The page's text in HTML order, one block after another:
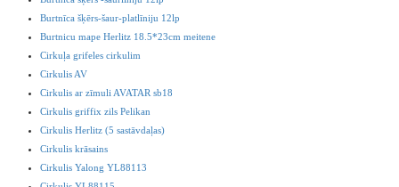
Burtnīca šķērs-šaur-platlīniju 12lp
Burtnicu mape Herlitz 18.5*23cm meitene
Cirkuļa grifeles cirkulim
Cirkulis AV
Cirkulis ar zīmuli AVATAR sb18
Cirkulis griffix zils Pelikan
Cirkulis Herlitz (5 sastāvdaļas)
Cirkulis krāsains
Cirkulis Yalong YL88113